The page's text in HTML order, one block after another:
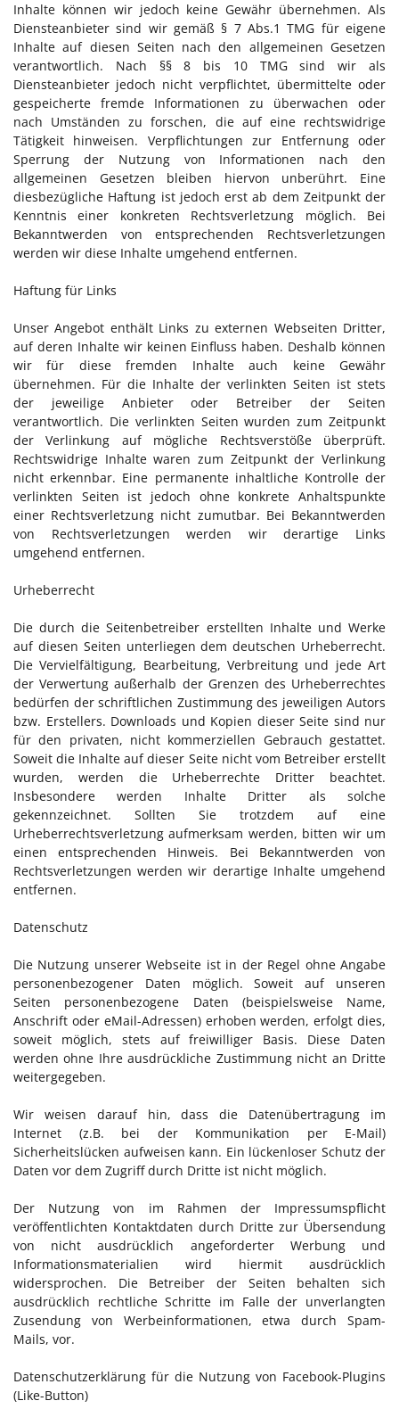
Inhalte können wir jedoch keine Gewähr übernehmen. Als
Diensteanbieter sind wir gemäß § 7 Abs.1 TMG für eigene
Inhalte auf diesen Seiten nach den allgemeinen Gesetzen
verantwortlich. Nach §§ 8 bis 10 TMG sind wir als
Diensteanbieter jedoch nicht verpflichtet, übermittelte oder
gespeicherte fremde Informationen zu überwachen oder
nach Umständen zu forschen, die auf eine rechtswidrige
Tätigkeit hinweisen. Verpflichtungen zur Entfernung oder
Sperrung der Nutzung von Informationen nach den
allgemeinen Gesetzen bleiben hiervon unberührt. Eine
diesbezügliche Haftung ist jedoch erst ab dem Zeitpunkt der
Kenntnis einer konkreten Rechtsverletzung möglich. Bei
Bekanntwerden von entsprechenden Rechtsverletzungen
werden wir diese Inhalte umgehend entfernen.
Haftung für Links
Unser Angebot enthält Links zu externen Webseiten Dritter,
auf deren Inhalte wir keinen Einfluss haben. Deshalb können
wir für diese fremden Inhalte auch keine Gewähr
übernehmen. Für die Inhalte der verlinkten Seiten ist stets
der jeweilige Anbieter oder Betreiber der Seiten
verantwortlich. Die verlinkten Seiten wurden zum Zeitpunkt
der Verlinkung auf mögliche Rechtsverstöße überprüft.
Rechtswidrige Inhalte waren zum Zeitpunkt der Verlinkung
nicht erkennbar. Eine permanente inhaltliche Kontrolle der
verlinkten Seiten ist jedoch ohne konkrete Anhaltspunkte
einer Rechtsverletzung nicht zumutbar. Bei Bekanntwerden
von Rechtsverletzungen werden wir derartige Links
umgehend entfernen.
Urheberrecht
Die durch die Seitenbetreiber erstellten Inhalte und Werke
auf diesen Seiten unterliegen dem deutschen Urheberrecht.
Die Vervielfältigung, Bearbeitung, Verbreitung und jede Art
der Verwertung außerhalb der Grenzen des Urheberrechtes
bedürfen der schriftlichen Zustimmung des jeweiligen Autors
bzw. Erstellers. Downloads und Kopien dieser Seite sind nur
für den privaten, nicht kommerziellen Gebrauch gestattet.
Soweit die Inhalte auf dieser Seite nicht vom Betreiber erstellt
wurden, werden die Urheberrechte Dritter beachtet.
Insbesondere werden Inhalte Dritter als solche
gekennzeichnet. Sollten Sie trotzdem auf eine
Urheberrechtsverletzung aufmerksam werden, bitten wir um
einen entsprechenden Hinweis. Bei Bekanntwerden von
Rechtsverletzungen werden wir derartige Inhalte umgehend
entfernen.
Datenschutz
Die Nutzung unserer Webseite ist in der Regel ohne Angabe
personenbezogener Daten möglich. Soweit auf unseren
Seiten personenbezogene Daten (beispielsweise Name,
Anschrift oder eMail-Adressen) erhoben werden, erfolgt dies,
soweit möglich, stets auf freiwilliger Basis. Diese Daten
werden ohne Ihre ausdrückliche Zustimmung nicht an Dritte
weitergegeben.
Wir weisen darauf hin, dass die Datenübertragung im
Internet (z.B. bei der Kommunikation per E-Mail)
Sicherheitslücken aufweisen kann. Ein lückenloser Schutz der
Daten vor dem Zugriff durch Dritte ist nicht möglich.
Der Nutzung von im Rahmen der Impressumspflicht
veröffentlichten Kontaktdaten durch Dritte zur Übersendung
von nicht ausdrücklich angeforderter Werbung und
Informationsmaterialien wird hiermit ausdrücklich
widersprochen. Die Betreiber der Seiten behalten sich
ausdrücklich rechtliche Schritte im Falle der unverlangten
Zusendung von Werbeinformationen, etwa durch Spam-
Mails, vor.
Datenschutzerklärung für die Nutzung von Facebook-Plugins
(Like-Button)